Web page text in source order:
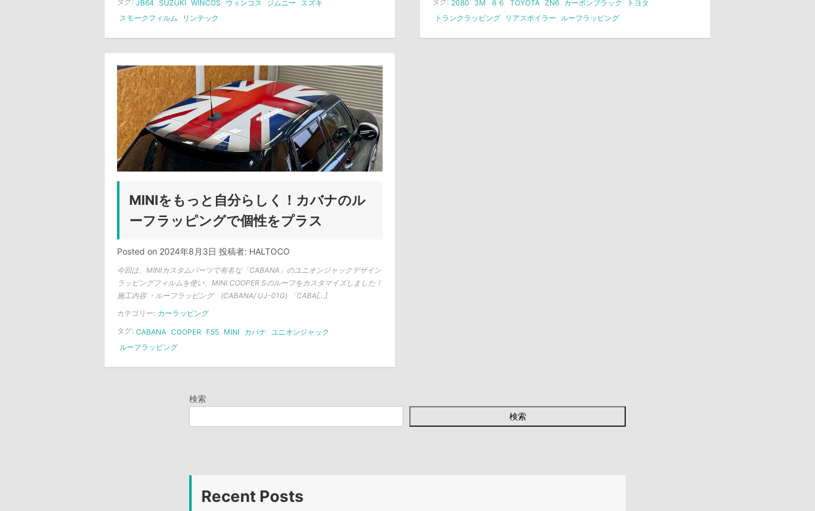
JB64 SUZUKI WINCOS ウィンコス ジムニー
スズキ
スモークフィルム
リンテック
2080 3M ８６ TOYOTA ZN6 カーボンブラック
トヨタ
トランクラッピング
リアスポイラー ルーフラッピング
MINIをもっと自分らしく！カバナのル
ーフラッピングで個性をプラス
Posted on 2024年8月3日 投稿者: HALTOCO
今回は、MINIカスタムパーツで有名な「CABANA」のユニオンジャックデザイン
ラッピングフィルムを使い、MINI COOPER Sのルーフをカスタマイズしました！
施工内容 ・ルーフラッピング (CABANA/ UJ-01G) 「CABA[…]
カテゴリー: カーラッピング
タグ: CABANA COOPER F55 MINI カバナ
ユニオンジャック
ルーフラッピング
検索
検索
Recent Posts